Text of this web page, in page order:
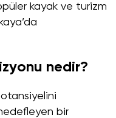
kayak ve turizm
nedir?
bir